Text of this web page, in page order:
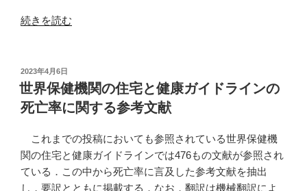
地
に
お
け
ラ
ス
“心
系
ま
た
吸
器
系
続きを読む
投
稿
日:
2023年4月6日
世界保健機関の住宅と健康ガイドラインの
死亡率に関する参考文献
これまでの投稿においても参照されている世界保健機
関の住宅と健康ガイドラインでは476もの文献が参照され
ている．この中から死亡率に言及した参考文献を抽出
し，要訳とともに掲載する．なお，翻訳は機械翻訳によ